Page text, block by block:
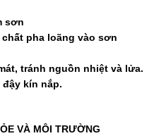
sơn
pha loãng vào sơn
tránh nguồn nhiệt và lửa.
kín nắp.
VÀ MÔI TRƯỜNG